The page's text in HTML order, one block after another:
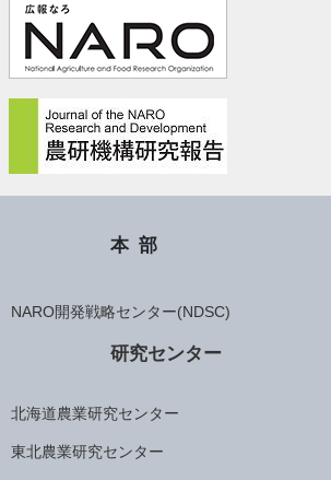
本部
NARO開発戦略センター(NDSC)
研究センター
北海道農業研究センター
東北農業研究センター